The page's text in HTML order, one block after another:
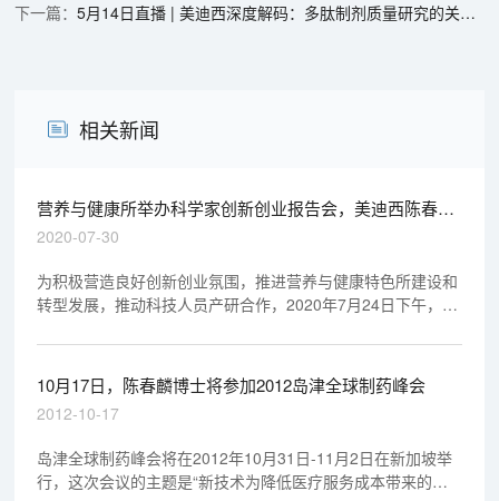
5月14日直播 | 美迪西深度解码：多肽制剂质量研究的关键点与实战策略
相关新闻
营养与健康所举办科学家创新创业报告会，美迪西陈春麟
博士做专题报告
2020-07-30
为积极营造良好创新创业氛围，推进营养与健康特色所建设和
转型发展，推动科技人员产研合作，2020年7月24日下午，营
士在生科大楼报告厅作《浅谈医药创新科学家开展创业活动的
策略》专题报告。
10月17日，陈春麟博士将参加2012岛津全球制药峰会
2012-10-17
岛津全球制药峰会将在2012年10月31日-11月2日在新加坡举
行，这次会议的主题是“新技术为降低医疗服务成本带来的革